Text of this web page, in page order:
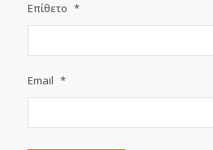
Επίθετο *
Email *